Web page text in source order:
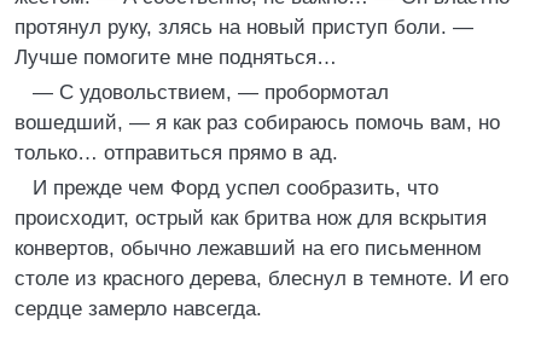
протянул руку, злясь на новый приступ боли. —
Лучше помогите мне подняться…
— С удовольствием, — пробормотал
вошедший, — я как раз собираюсь помочь вам, но
только… отправиться прямо в ад.
И прежде чем Форд успел сообразить, что
происходит, острый как бритва нож для вскрытия
конвертов, обычно лежавший на его письменном
столе из красного дерева, блеснул в темноте. И его
сердце замерло навсегда.